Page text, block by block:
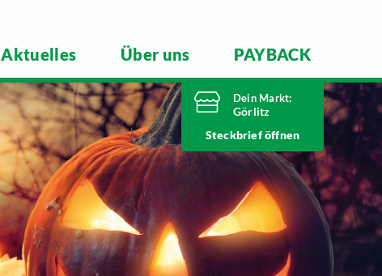
Aktuelles Über uns PAYBACK
Dein Markt:
Görlitz
Heute von 7 Uhr
Telefonnummer
03581 3670
Nieskyer Straße 100
02828 Görlitz
Markt ändern
Steckbrief